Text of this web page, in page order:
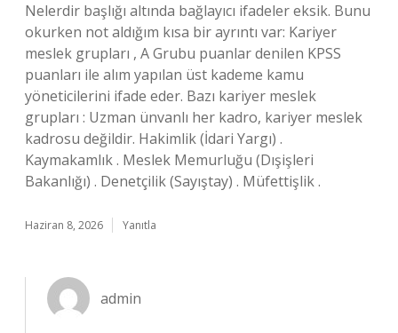
Nelerdir başlığı altında bağlayıcı ifadeler eksik. Bunu
okurken not aldığım kısa bir ayrıntı var: Kariyer
meslek grupları , A Grubu puanlar denilen KPSS
puanları ile alım yapılan üst kademe kamu
yöneticilerini ifade eder. Bazı kariyer meslek
grupları : Uzman ünvanlı her kadro, kariyer meslek
kadrosu değildir. Hakimlik (İdari Yargı) .
Kaymakamlık . Meslek Memurluğu (Dışişleri
Bakanlığı) . Denetçilik (Sayıştay) . Müfettişlik .
Haziran 8, 2026 Yanıtla
admin